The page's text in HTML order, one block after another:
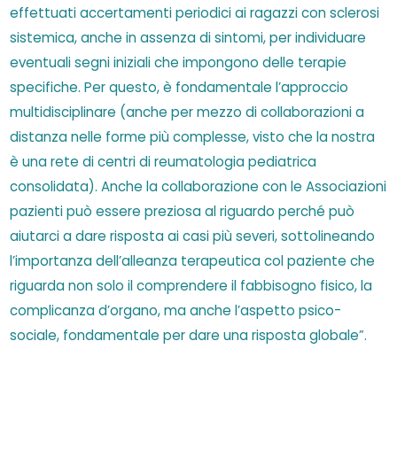
effettuati accertamenti periodici ai ragazzi con sclerosi
sistemica, anche in assenza di sintomi, per individuare
eventuali segni iniziali che impongono delle terapie
specifiche. Per questo, è fondamentale l’approccio
multidisciplinare (anche per mezzo di collaborazioni a
distanza nelle forme più complesse, visto che la nostra
è una rete di centri di reumatologia pediatrica
consolidata). Anche la collaborazione con le Associazioni
pazienti può essere preziosa al riguardo perché può
aiutarci a dare risposta ai casi più severi, sottolineando
l’importanza dell’alleanza terapeutica col paziente che
riguarda non solo il comprendere il fabbisogno fisico, la
complicanza d’organo, ma anche l’aspetto psico-
sociale, fondamentale per dare una risposta globale”.